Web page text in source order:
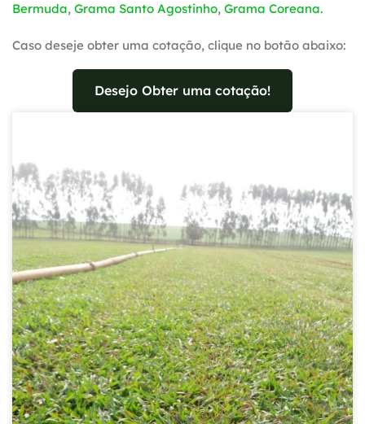
Bermuda, Grama Santo Agostinho, Grama Coreana.
Caso deseje obter uma cotação, clique no botão abaixo:
Desejo Obter uma cotação!